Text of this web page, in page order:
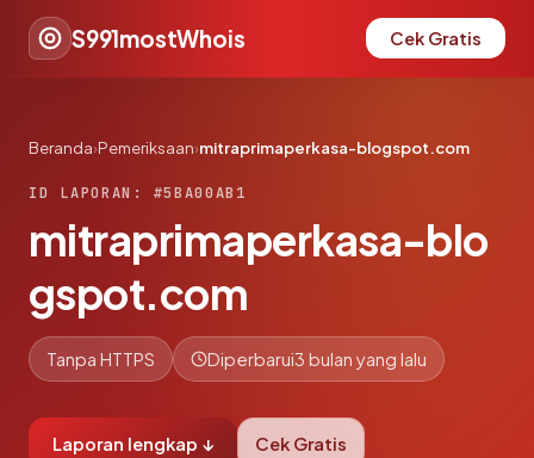
S991mostWhois Cek Gratis
Beranda›Pemeriksaan›mitraprimaperkasa-blogspot.com
ID LAPORAN: #5BA00AB1
mitraprimaperkasa-blo
gspot.com
Tanpa HTTPS Diperbarui3 bulan yang lalu
Laporan lengkap ↓ Cek Gratis